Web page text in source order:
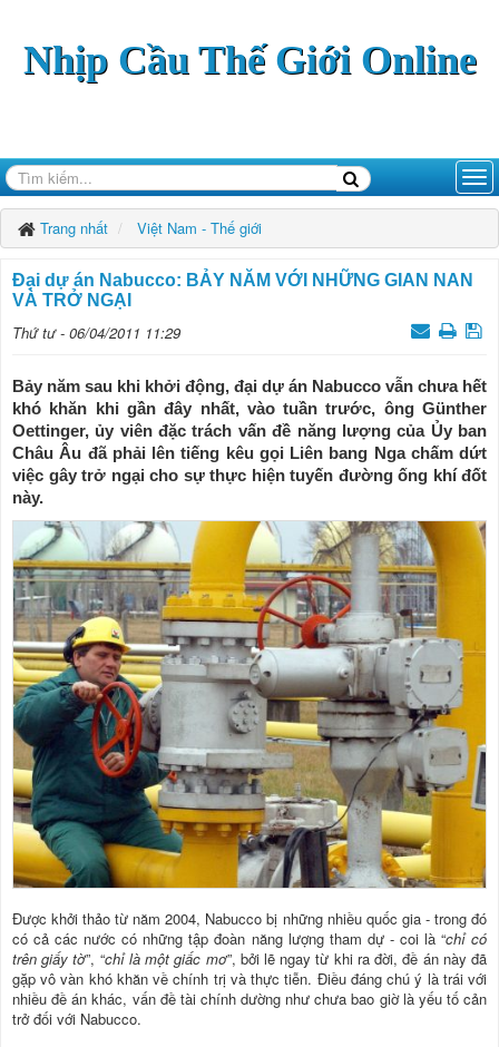
Nhịp Cầu Thế Giới Online
Trang nhất Việt Nam - Thế giới
Đại dự án Nabucco: BẢY NĂM VỚI NHỮNG GIAN NAN
VÀ TRỞ NGẠI
Thứ tư - 06/04/2011 11:29
Bảy năm sau khi khởi động, đại dự án Nabucco vẫn chưa hết
khó khăn khi gần đây nhất, vào tuần trước, ông Günther
Oettinger, ủy viên đặc trách vấn đề năng lượng của Ủy ban
Châu Âu đã phải lên tiếng kêu gọi Liên bang Nga chấm dứt
việc gây trở ngại cho sự thực hiện tuyến đường ống khí đốt
này.
Được khởi thảo từ năm 2004, Nabucco bị những nhiều quốc gia - trong đó
có cả các nước có những tập đoàn năng lượng tham dự - coi là “chỉ có
trên giấy tờ”, “chỉ là một giấc mơ”, bởi lẽ ngay từ khi ra đời, đề án này đã
gặp vô vàn khó khăn về chính trị và thực tiễn. Điều đáng chú ý là trái với
nhiều đề án khác, vấn đề tài chính dường như chưa bao giờ là yếu tố cản
trở đối với Nabucco.